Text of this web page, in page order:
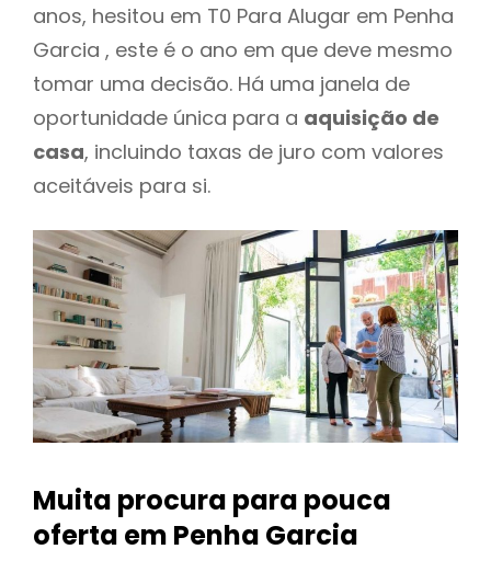
anos, hesitou em T0 Para Alugar em Penha
Garcia , este é o ano em que deve mesmo
tomar uma decisão. Há uma janela de
oportunidade única para a aquisição de
casa, incluindo taxas de juro com valores
aceitáveis para si.
Muita procura para pouca
oferta em Penha Garcia